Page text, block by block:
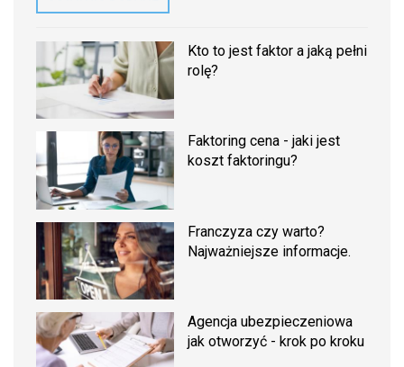
Kto to jest faktor a jaką pełni
rolę?
Faktoring cena - jaki jest
koszt faktoringu?
Franczyza czy warto?
Najważniejsze informacje.
Agencja ubezpieczeniowa
jak otworzyć - krok po kroku